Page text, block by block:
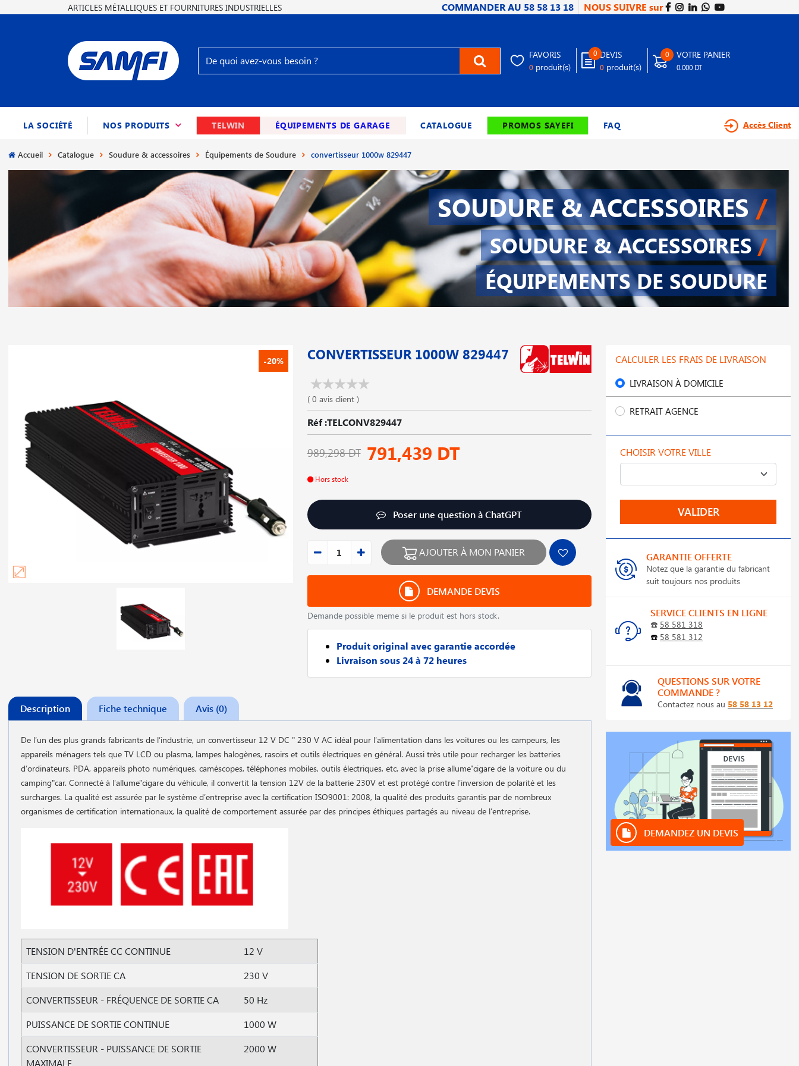
ARTICLES MÉTALLIQUES ET FOURNITURES INDUSTRIELLES COMMANDER AU 58 58 13 18 NOUS SUIVRE sur
FAVORIS
0 produit(s)
0 DEVIS
0 produit(s)
0 VOTRE PANIER
0.000 DT
LA SOCIÉTÉ NOS PRODUITS (CURRENT)TELWIN ÉQUIPEMENTS DE GARAGE CATALOGUE PROMOS SAYEFI FAQ Accès Client
Accueil Catalogue Soudure & accessoires Équipements de Soudure convertisseur 1000w 829447
SOUDURE & ACCESSOIRES /
SOUDURE & ACCESSOIRES/
ÉQUIPEMENTS DE SOUDURE
-20% CONVERTISSEUR 1000W 829447
( 0 avis client )
Réf :TELCONV829447
989,298 DT 791,439 DT
Hors stock
Poser une question à ChatGPT
AJOUTER À MON PANIER
DEMANDE DEVIS
Demande possible meme si le produit est hors stock.
Produit original avec garantie accordée
Livraison sous 24 à 72 heures
Description Fiche technique Avis (0)
De l′un des plus grands fabricants de l′industrie, un convertisseur 12 V DC " 230 V AC idéal pour l′alimentation dans les voitures ou les campeurs, les
appareils ménagers tels que TV LCD ou plasma, lampes halogènes, rasoirs et outils électriques en général. Aussi très utile pour recharger les batteries
d′ordinateurs, PDA, appareils photo numériques, caméscopes, téléphones mobiles, outils électriques, etc. avec la prise allume"cigare de la voiture ou du
camping"car. Connecté à l′allume"cigare du véhicule, il convertit la tension 12V de la batterie 230V et est protégé contre l′inversion de polarité et les
surcharges. La qualité est assurée par le système d′entreprise avec la certification ISO9001: 2008, la qualité des produits garantis par de nombreux
organismes de certification internationaux, la qualité de comportement assurée par des principes éthiques partagés au niveau de l′entreprise.
TENSION D'ENTRÉE CC CONTINUE
12 V
TENSION DE SORTIE CA
230 V
CONVERTISSEUR - FRÉQUENCE DE SORTIE CA
50 Hz
PUISSANCE DE SORTIE CONTINUE
1000 W
CONVERTISSEUR - PUISSANCE DE SORTIE
MAXIMALE
2000 W
CALCULER LES FRAIS DE LIVRAISON
LIVRAISON À DOMICILE
RETRAIT AGENCE
CHOISIR VOTRE VILLE
VALIDER
GARANTIE OFFERTE
Notez que la garantie du fabricant
suit toujours nos produits
SERVICE CLIENTS EN LIGNE
☎️ 58 581 318
☎️ 58 581 312
QUESTIONS SUR VOTRE
COMMANDE ?
Contactez nous au 58 58 13 12
DEMANDEZ UN DEVIS